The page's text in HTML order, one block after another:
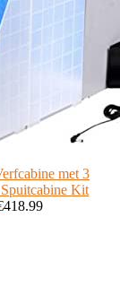
met 3
Kit
418.99